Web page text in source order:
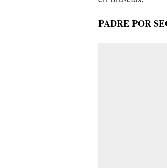
PADRE POR